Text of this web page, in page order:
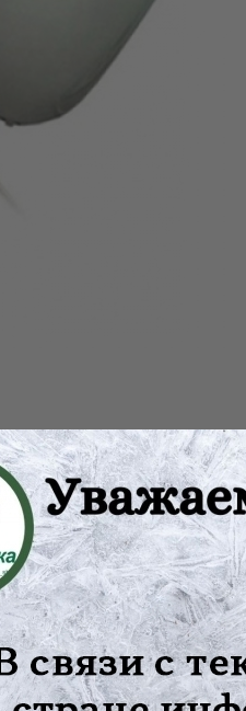
УТУ-01 "Пра"
воспалительного
уретры УТУ-01